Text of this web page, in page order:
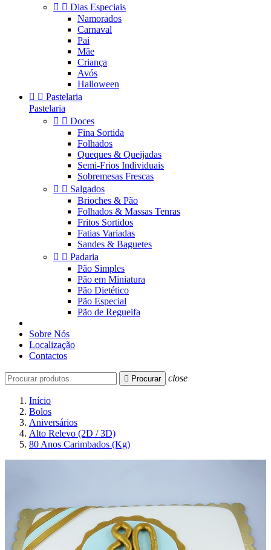
  Dias Especiais
Namorados
Carnaval
Pai
Mãe
Criança
Avós
Halloween
  Pastelaria
Pastelaria
  Doces
Fina Sortida
Folhados
Queques & Queijadas
Semi-Frios Individuais
Sobremesas Frescas
  Salgados
Brioches & Pão
Folhados & Massas Tenras
Fritos Sortidos
Fatias Variadas
Sandes & Baguetes
  Padaria
Pão Simples
Pão em Miniatura
Pão Dietético
Pão Especial
Pão de Regueifa
Sobre Nós
Localização
Contactos
 Procurar close
Início
Bolos
Aniversários
Alto Relevo (2D / 3D)
80 Anos Carimbados (Kg)